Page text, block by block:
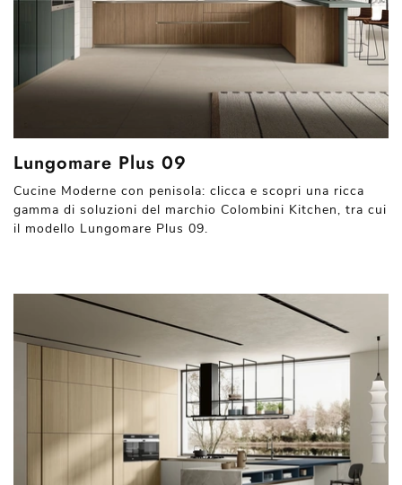
Lungomare Plus 09
Cucine Moderne con penisola: clicca e scopri una ricca
gamma di soluzioni del marchio Colombini Kitchen, tra cui
il modello Lungomare Plus 09.